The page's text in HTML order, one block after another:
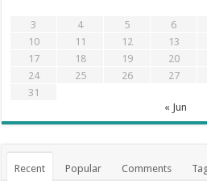
3
4 5 6
10
11 12 13
17
18 19 20
24
25 26 27
31
« Jun
Recent Popular Comments